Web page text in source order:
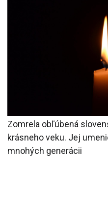
Zomrela obľúbená
krásneho veku. Jej
mnohých generácii